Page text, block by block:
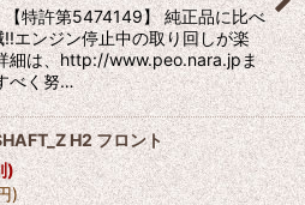
【特許第5474149】 純正品に比べ
エンジン停止中の取り回しが楽
細は、http://www.peo.nara.jpま
べく努…
H2 フロント
)
)